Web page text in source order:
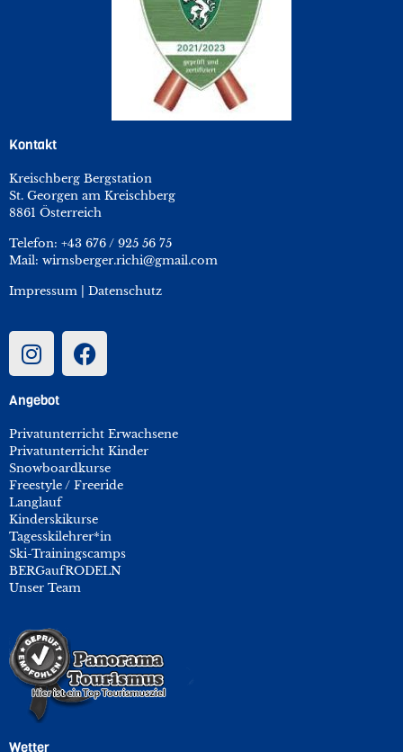
Kontakt
Kreischberg Bergstation
St. Georgen am Kreischberg
8861 Österreich
Telefon: +43 676 / 925 56 75
Mail: wirnsberger.richi@gmail.com
Impressum
Datenschutz
Angebot
Privatunterricht Erwachsene
Privatunterricht Kinder
Snowboardkurse
Freestyle / Freeride
Langlauf
Kinderskikurse
Tagesskilehrer*in
Ski-Trainingscamps
BERGaufRODELN
Unser Team
Wetter